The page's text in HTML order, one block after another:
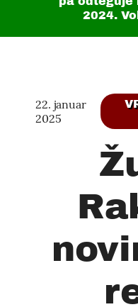
2024.
22. januar
2025